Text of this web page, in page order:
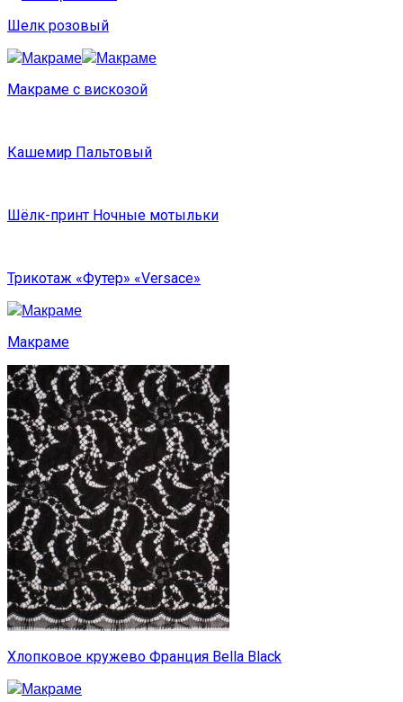
Шелк розовый
Макраме с вискозой
Кашемир Пальтовый
Шёлк-принт Ночные мотыльки
Трикотаж «Футер» «Versace»
Макраме
Хлопковое кружево Франция Bella Black